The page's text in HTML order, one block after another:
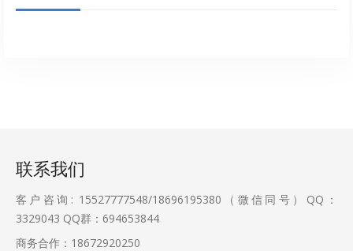
联系我们
客户咨询: 15527777548/18696195380（微信同号）QQ：
3329043 QQ群：694653844
商务合作：18672920250